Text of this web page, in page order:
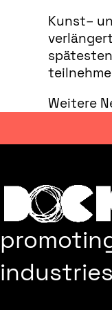
Kunst–
Weitere